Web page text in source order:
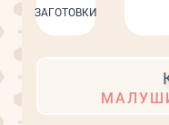
ЗАГОТОВКИ